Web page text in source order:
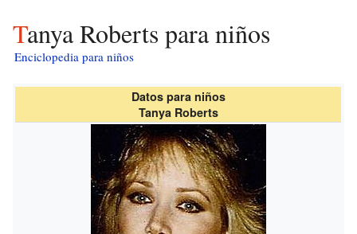
Tanya Roberts para niños
Enciclopedia para niños
Datos para niños
Tanya Roberts